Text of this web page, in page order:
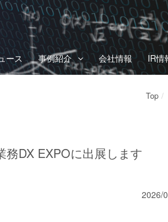
ース 事例紹介 会社情報 IR情
Top
DX EXPOに出展します
2026/